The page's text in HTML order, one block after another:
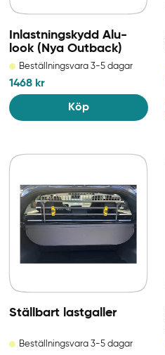
Inlastningskydd Alu-
look (Nya Outback)
Beställningsvara 3-5 dagar
1468 kr
Köp
Ställbart lastgaller
Beställningsvara 3-5 dagar